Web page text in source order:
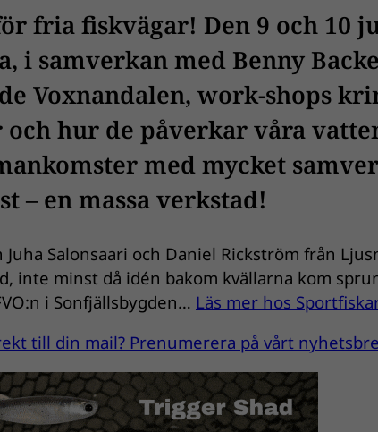
fria fiskvägar! Den 9 och 10
i samverkan med Benny
Voxnandalen, work-shops
hur de påverkar våra
med mycket
– en massa verkstad!
Juha Salonsaari och Daniel Rickström från
inte minst då idén bakom kvällarna kom
i Sonfjällsbygden… Läs mer hos
till din mail? Prenumerera på vårt